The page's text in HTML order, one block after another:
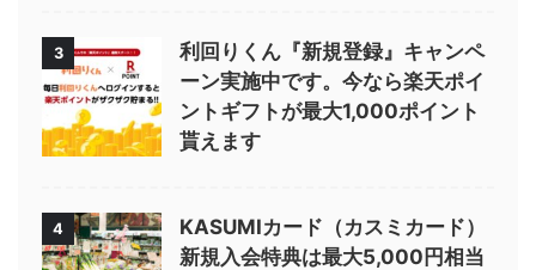
3
利回りくん『新規登録』キャンペ
ーン実施中です。今なら楽天ポイ
ントギフトが最大1,000ポイント
貰えます
4
KASUMIカード（カスミカード）
新規入会特典は最大5,000円相当